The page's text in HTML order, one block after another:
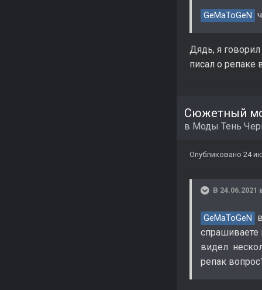
GeMaToGeN
Дядь, я
писал о репаке
Сюжетный
в Моды Тень
Опубликовано 24
В 24.06.2021
GeMaToGeN
спрашиваете
видел
репак